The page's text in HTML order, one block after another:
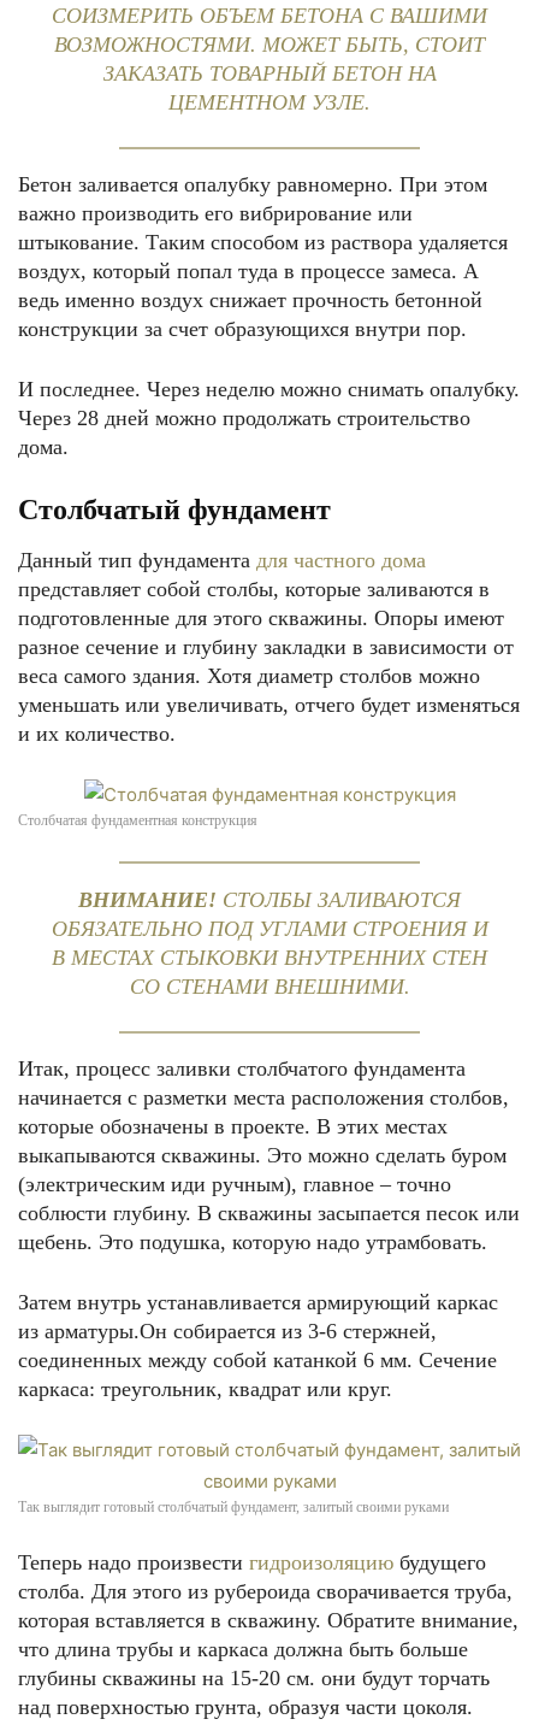
СОИЗМЕРИТЬ ОБЪЕМ БЕТОНА С ВАШИМИ
ВОЗМОЖНОСТЯМИ. МОЖЕТ БЫТЬ, СТОИТ
ЗАКАЗАТЬ ТОВАРНЫЙ БЕТОН НА
ЦЕМЕНТНОМ УЗЛЕ.
Бетон заливается опалубку равномерно. При этом
важно производить его вибрирование или
штыкование. Таким способом из раствора удаляется
воздух, который попал туда в процессе замеса. А
ведь именно воздух снижает прочность бетонной
конструкции за счет образующихся внутри пор.
И последнее. Через неделю можно снимать опалубку.
Через 28 дней можно продолжать строительство
дома.
Столбчатый фундамент
Данный тип фундамента для частного дома
представляет собой столбы, которые заливаются в
подготовленные для этого скважины. Опоры имеют
разное сечение и глубину закладки в зависимости от
веса самого здания. Хотя диаметр столбов можно
уменьшать или увеличивать, отчего будет изменяться
и их количество.
Столбчатая фундаментная конструкция
ВНИМАНИЕ! СТОЛБЫ ЗАЛИВАЮТСЯ
ОБЯЗАТЕЛЬНО ПОД УГЛАМИ СТРОЕНИЯ И
В МЕСТАХ СТЫКОВКИ ВНУТРЕННИХ СТЕН
СО СТЕНАМИ ВНЕШНИМИ.
Итак, процесс заливки столбчатого фундамента
начинается с разметки места расположения столбов,
которые обозначены в проекте. В этих местах
выкапываются скважины. Это можно сделать буром
(электрическим иди ручным), главное – точно
соблюсти глубину. В скважины засыпается песок или
щебень. Это подушка, которую надо утрамбовать.
Затем внутрь устанавливается армирующий каркас
из арматуры.Он собирается из 3-6 стержней,
соединенных между собой катанкой 6 мм. Сечение
каркаса: треугольник, квадрат или круг.
Так выглядит готовый столбчатый фундамент, залитый своими руками
Теперь надо произвести гидроизоляцию будущего
столба. Для этого из рубероида сворачивается труба,
которая вставляется в скважину. Обратите внимание,
что длина трубы и каркаса должна быть больше
глубины скважины на 15-20 см. они будут торчать
над поверхностью грунта, образуя части цоколя.